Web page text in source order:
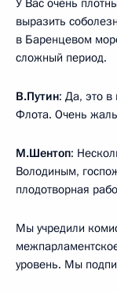
выразить
в Баренцевом
сложный период.
В.Путин: Да, это
Флота. Очень
М.Шентоп:
Володиным,
плодотворная
Мы учредили
уровень. Мы